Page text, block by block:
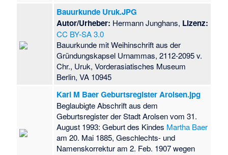
Bauurkunde Uruk.JPG
Autor/Urheber: Hermann Junghans, Lizenz:
CC BY-SA 3.0
Bauurkunde mit Weihinschrift aus der
Gründungskapsel Urnammas, 2112-2095 v.
Chr., Uruk, Vorderasiatisches Museum
Berlin, VA 10945
Karl M Baer Geburtsregister Arolsen.jpg
Beglaubigte Abschrift aus dem
Geburtsregister der Stadt Arolsen vom 31.
August 1993: Geburt des Kindes Martha Baer
am 20. Mai 1885, Geschlechts- und
Namenskorrektur am 2. Feb. 1907 wegen